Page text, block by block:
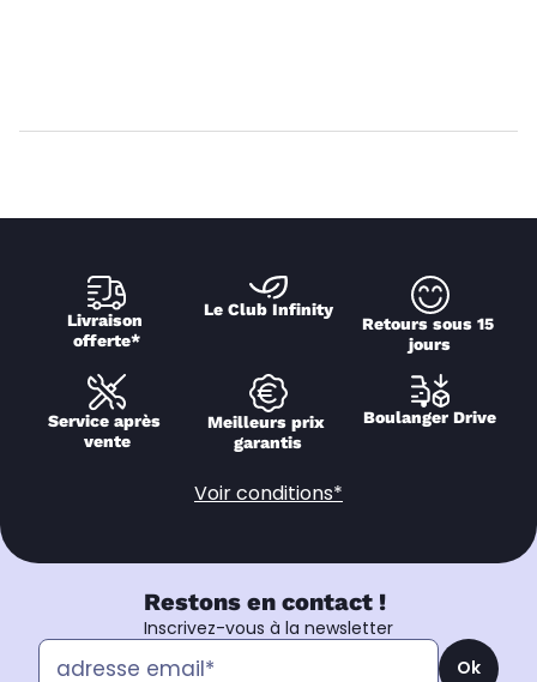
Livraison
offerte*
Le Club Infinity
Retours sous 15
jours
Service après
vente
Meilleurs prix
garantis
Boulanger Drive
Voir conditions*
Restons en contact !
Inscrivez-vous à la newsletter
Ok